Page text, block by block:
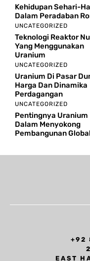
Kehidupan Sehari-
Dalam Peradaban
UNCATEGORIZED
Teknologi Reaktor
Yang Menggunakan
Uranium
UNCATEGORIZED
Uranium Di Pasar
Harga Dan Dinamika
Perdagangan
UNCATEGORIZED
Pentingnya Uranium
Dalam Menyokong
Pembangunan Global
+92
EAST